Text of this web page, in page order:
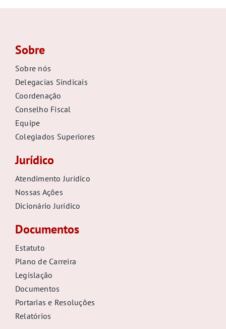
Sobre
Sobre nós
Delegacias Sindicais
Coordenação
Conselho Fiscal
Equipe
Colegiados Superiores
Jurídico
Atendimento Jurídico
Nossas Ações
Dicionário Jurídico
Documentos
Estatuto
Plano de Carreira
Legislação
Documentos
Portarias e Resoluções
Relatórios